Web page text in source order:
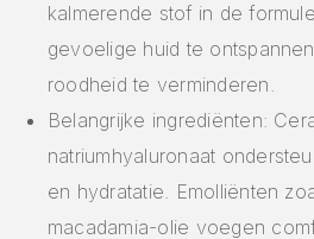
kalmerende stof in de
gevoelige huid te
roodheid te verminderen.
Belangrijke ingrediënten:
natriumhyaluronaat
en hydratatie. Emolliënten
macadamia-olie voegen